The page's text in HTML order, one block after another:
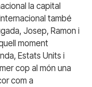
la capital
també
Josep, Ramon i
moment
Estats Units i
cop al món una
com a